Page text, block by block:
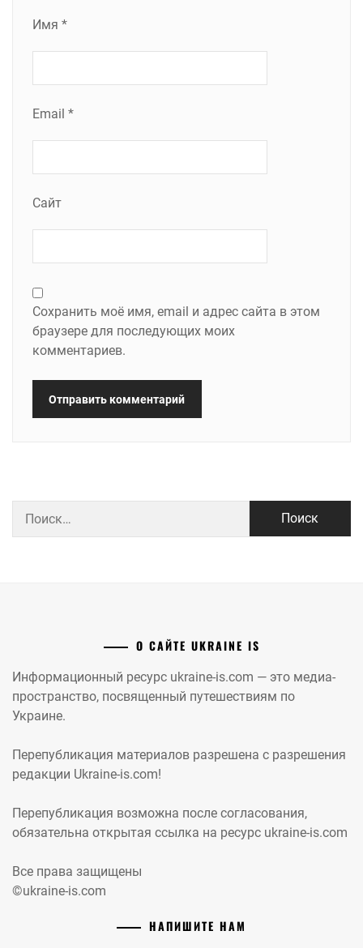
Имя *
Email *
Сайт
Сохранить моё имя, email и адрес сайта в этом
браузере для последующих моих
комментариев.
О САЙТЕ UKRAINE IS
Информационный ресурс ukraine-is.com — это медиа-
пространство, посвященный путешествиям по
Украине.
Перепубликация материалов разрешена с разрешения
редакции Ukraine-is.com!
Перепубликация возможна после согласования,
обязательна открытая ссылка на ресурс ukraine-is.com
Все права защищены
©ukraine-is.com
НАПИШИТЕ НАМ